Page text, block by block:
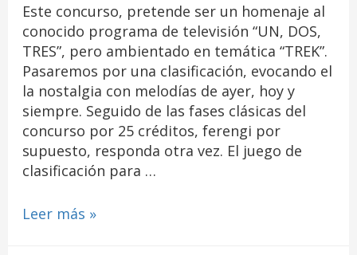
Este concurso, pretende ser un homenaje al
conocido programa de televisión “UN, DOS,
TRES”, pero ambientado en temática “TREK”.
Pasaremos por una clasificación, evocando el
la nostalgia con melodías de ayer, hoy y
siempre. Seguido de las fases clásicas del
concurso por 25 créditos, ferengi por
supuesto, responda otra vez. El juego de
clasificación para …
Leer más »